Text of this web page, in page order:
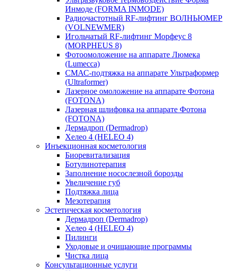
Инмоде (FORMA INMODE)
Радиочастотный RF-лифтинг ВОЛНЬЮМЕР
(VOLNEWMER)
Игольчатый RF-лифтинг Морфеус 8
(MORPHEUS 8)
Фотоомоложение на аппарате Люмека
(Lumecca)
СМАС-подтяжка на аппарате Ультраформер
(Ultraformer)
Лазерное омоложение на аппарате Фотона
(FOTONA)
Лазерная шлифовка на аппарате Фотона
(FOTONA)
Дермадроп (Dermadrop)
Хелео 4 (HELEO 4)
Инъекционная косметология
Биоревитализация
Ботулинотерапия
Заполнение носослезной борозды
Увеличение губ
Подтяжка лица
Мезотерапия
Эстетическая косметология
Дермадроп (Dermadrop)
Хелео 4 (HELEO 4)
Пилинги
Уходовые и очищающие программы
Чистка лица
Консультационные услуги